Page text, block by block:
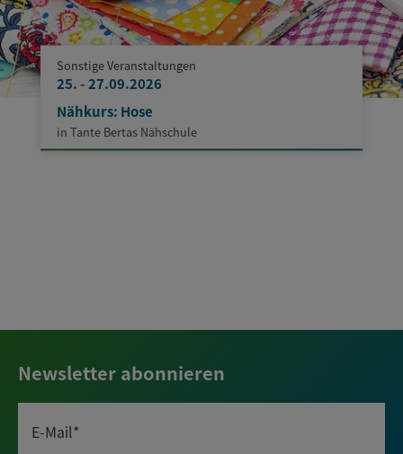
Sonstige Veranstaltungen
25. - 27.09.2026
Nähkurs: Hose
in Tante Bertas Nähschule
Newsletter abonnieren
E-Mail*